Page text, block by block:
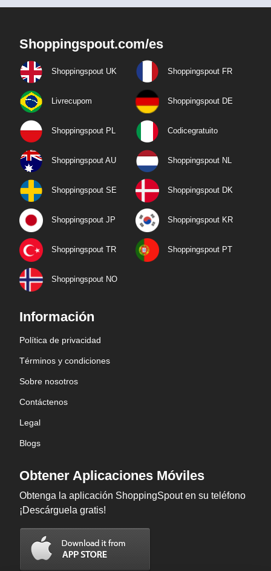
Shoppingspout.com/es
Shoppingspout UK Shoppingspout FR
Livrecupom Shoppingspout DE
Shoppingspout PL Codicegratuito
Shoppingspout AU Shoppingspout NL
Shoppingspout SE Shoppingspout DK
Shoppingspout JP Shoppingspout KR
Shoppingspout TR Shoppingspout PT
Shoppingspout NO
Información
Política de privacidad
Términos y condiciones
Sobre nosotros
Contáctenos
Legal
Blogs
Obtener Aplicaciones Móviles
Obtenga la aplicación ShoppingSpout en su teléfono
¡Descárguela gratis!